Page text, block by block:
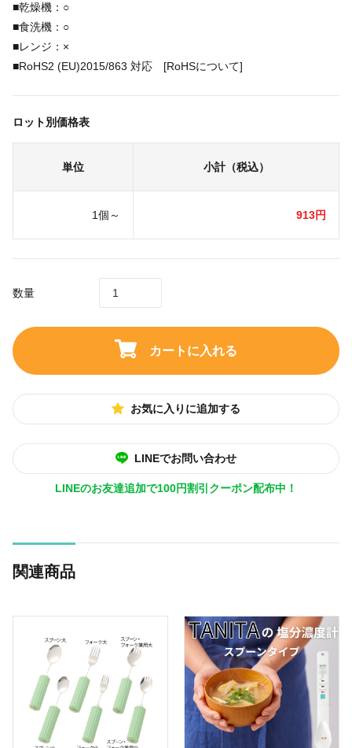
■乾燥機：○
■食洗機：○
■レンジ：×
■RoHS2 (EU)2015/863 対応 [RoHSについて]
ロット別価格表
単位 小計（税込）
1個～ 913円
数量
カートに入れる
お気に入りに追加する
LINEでお問い合わせ
LINEのお友達追加で100円割引クーポン配布中！
関連商品